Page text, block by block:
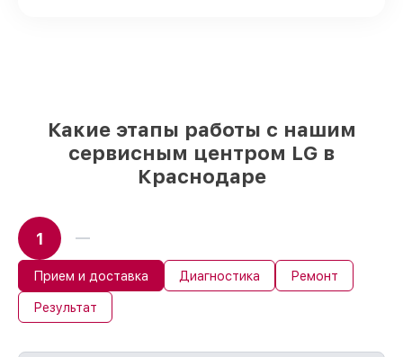
Какие этапы работы с нашим
сервисным центром LG в
Краснодаре
1
Прием и доставка Диагностика Ремонт
Результат